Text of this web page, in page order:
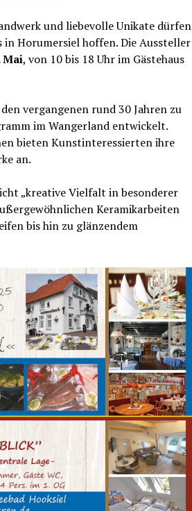
und liebevolle Unikate dürfen
in Horumersiel hoffen. Die Aussteller
, von 10 bis 18 Uhr im Gästehaus
vergangenen rund 30 Jahren zu
im Wangerland entwickelt.
bieten Kunstinteressierten ihre
an.
„kreative Vielfalt in besonderer
Keramikarbeiten
bis hin zu glänzendem